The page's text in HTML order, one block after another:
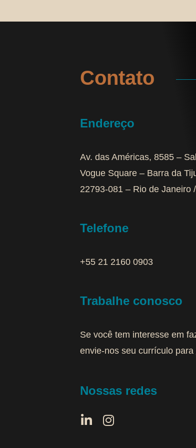
Contato
Endereço
Av. das Américas, 8585 –
Vogue Square – Barra da
22793-081 – Rio de Janeiro
Telefone
+55 21 2160 0903‬
Trabalhe conosco
Se você tem interesse em
envie-nos seu currículo para
Nossas redes